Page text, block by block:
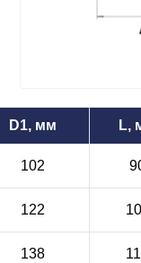
D1, мм L,
102
122
138